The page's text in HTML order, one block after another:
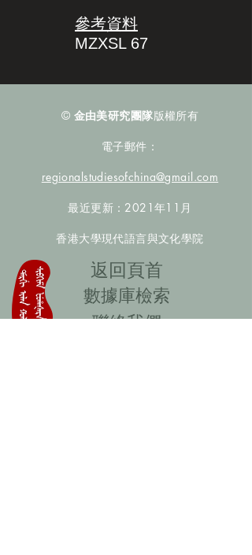
參考資料
MZXSL 67
© 金由美研究團隊版權所有
電子郵件：
regionalstudiesofchina@gmail.com
最近更新：2021年11月
香港大學現代語言與文化學院
​返回頁首
數據庫檢索
聯絡我們